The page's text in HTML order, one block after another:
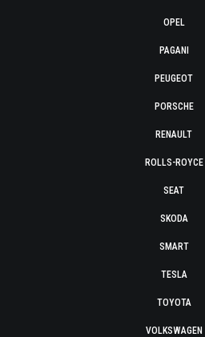
OPEL
PAGANI
PEUGEOT
PORSCHE
RENAULT
ROLLS-ROYCE
SEAT
SKODA
SMART
TESLA
TOYOTA
VOLKSWAGEN